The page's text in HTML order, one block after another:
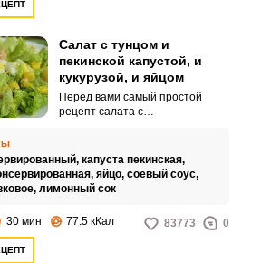
Салат с тунцом и
пекинской капустой, и
кукурузой, и яйцом
Перед вами самый простой
рецепт салата с
Добавление пекинской капусты
делает салат свежим, а
пикантная заправка вносит
капуста пекинская,
яйцо, соевый соус,
лимонный сок
30 мин 77.5 кКал 83773 0